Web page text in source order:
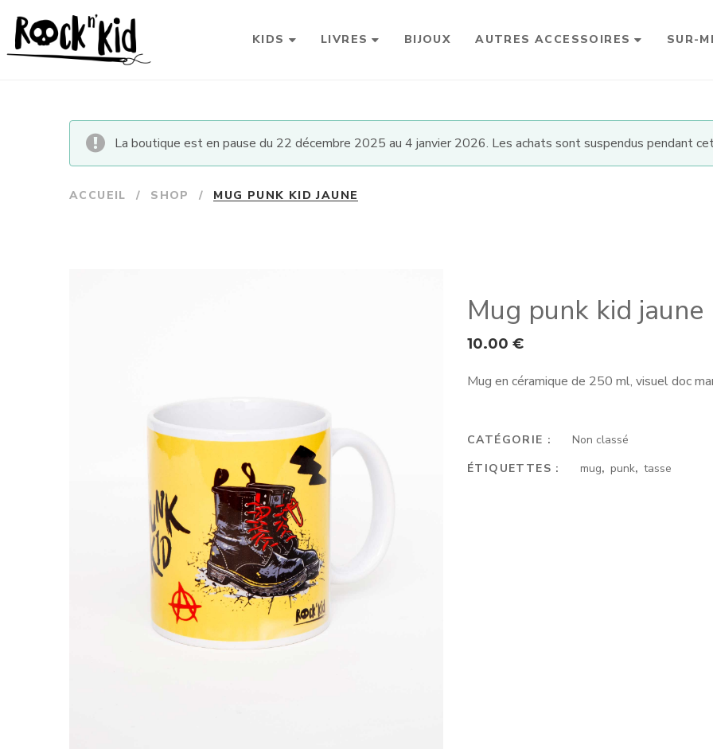
KIDS LIVRES BIJOUX AUTRES ACCESSOIRES SUR-
La boutique est en pause du 22 décembre 2025 au 4 janvier 2026. Les achats sont suspendus pendant
ACCUEIL / SHOP / MUG PUNK KID JAUNE
Mug punk kid jaune
10.00 €
Mug en céramique de 250 ml, visuel doc
CATÉGORIE :
Non classé
ÉTIQUETTES :
mug,punk, tasse